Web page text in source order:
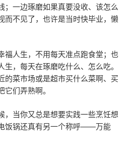
；一边琢磨如果真要没收、该怎么
而不见了，也许是当时快毕业，懒
福人生，不用每天准点跑食堂；也
，每天在琢磨吃什么、怎么吃。
的菜市场或是超市买什么菜啊、买
们弄熟啊。
，当你又总是想要实践一些烹饪想
饭锅还真有另一个称呼——万能